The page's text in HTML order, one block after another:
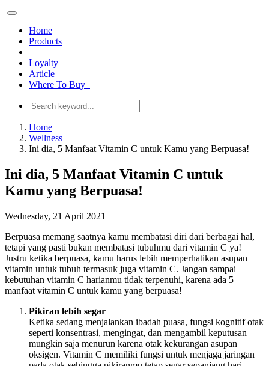
Home
Products
Loyalty
Article
Where To Buy
Home
Wellness
Ini dia, 5 Manfaat Vitamin C untuk Kamu yang Berpuasa!
Ini dia, 5 Manfaat Vitamin C untuk
Kamu yang Berpuasa!
Wednesday, 21 April 2021
Berpuasa memang saatnya kamu membatasi diri dari berbagai hal,
tetapi yang pasti bukan membatasi tubuhmu dari vitamin C ya!
Justru ketika berpuasa, kamu harus lebih memperhatikan asupan
vitamin untuk tubuh termasuk juga vitamin C. Jangan sampai
kebutuhan vitamin C harianmu tidak terpenuhi, karena ada 5
manfaat vitamin C untuk kamu yang berpuasa!
Pikiran lebih segar
Ketika sedang menjalankan ibadah puasa, fungsi kognitif otak
seperti konsentrasi, mengingat, dan mengambil keputusan
mungkin saja menurun karena otak kekurangan asupan
oksigen. Vitamin C memiliki fungsi untuk menjaga jaringan